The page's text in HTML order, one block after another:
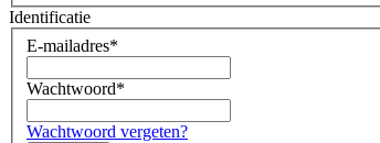
Identificatie
E-mailadres*
Wachtwoord*
Wachtwoord vergeten?